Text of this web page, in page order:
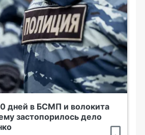
дней в БСМП и волокита
застопорилось дело